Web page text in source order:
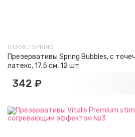
01308 / SPRING
Презервативы Spring Bubbles, с
латекс, 17,5 см, 12 шт
342 ₽